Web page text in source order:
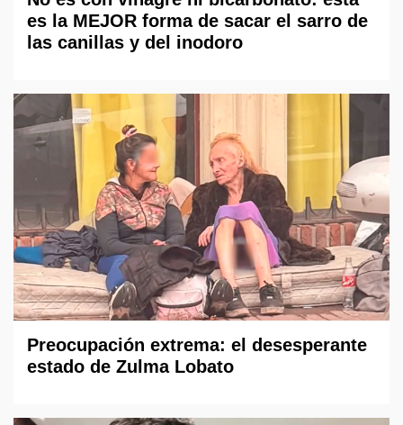
es la MEJOR forma de sacar el sarro de
las canillas y del inodoro
Preocupación extrema: el desesperante
estado de Zulma Lobato